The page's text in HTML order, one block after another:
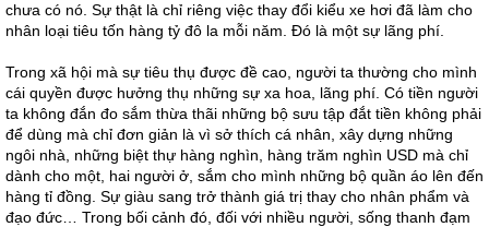
chưa có nó. Sự thật là chỉ riêng việc thay đổi kiểu xe hơi đã làm cho
nhân loại tiêu tốn hàng tỷ đô la mỗi năm. Đó là một sự lãng phí.
Trong xã hội mà sự tiêu thụ được đề cao, người ta thường cho mình
cái quyền được hưởng thụ những sự xa hoa, lãng phí. Có tiền người
ta không đắn đo sắm thừa thãi những bộ sưu tập đắt tiền không phải
để dùng mà chỉ đơn giản là vì sở thích cá nhân, xây dựng những
ngôi nhà, những biệt thự hàng nghìn, hàng trăm nghìn USD mà chỉ
dành cho một, hai người ở, sắm cho mình những bộ quần áo lên đến
hàng tỉ đồng. Sự giàu sang trở thành giá trị thay cho nhân phẩm và
đạo đức… Trong bối cảnh đó, đối với nhiều người, sống thanh đạm